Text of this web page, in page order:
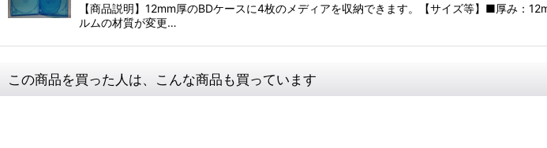
【商品説明】12mm厚のBDケースに4枚のメディアを収納できます。【サイズ等】■厚み：
ルムの材質が変更…
この商品を買った人は、こんな商品も買っています